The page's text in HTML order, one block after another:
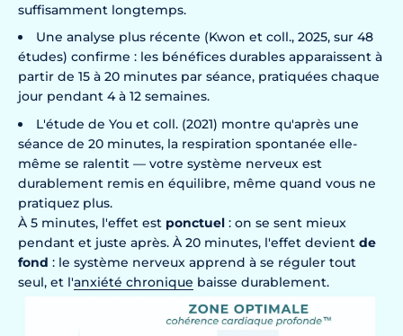
suffisamment longtemps.
Une analyse plus récente (Kwon et coll., 2025, sur 48
études) confirme : les bénéfices durables apparaissent à
partir de 15 à 20 minutes par séance, pratiquées chaque
jour pendant 4 à 12 semaines.
L'étude de You et coll. (2021) montre qu'après une
séance de 20 minutes, la respiration spontanée elle-
même se ralentit — votre système nerveux est
durablement remis en équilibre, même quand vous ne
pratiquez plus.
À 5 minutes, l'effet est ponctuel : on se sent mieux
pendant et juste après. À 20 minutes, l'effet devient de
fond : le système nerveux apprend à se réguler tout
seul, et l'anxiété chronique baisse durablement.